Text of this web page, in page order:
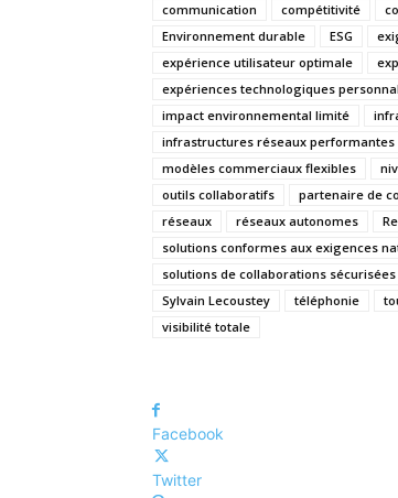
communication
compétitivité
Environnement durable
ESG
expérience utilisateur optimale
expériences technologiques
impact environnemental limité
infrastructures réseaux performantes
modèles commerciaux flexibles
outils collaboratifs
partenaire de
réseaux
réseaux autonomes
solutions conformes aux exigences
solutions de collaborations sécurisées
Sylvain Lecoustey
téléphonie
visibilité totale
Facebook
Twitter